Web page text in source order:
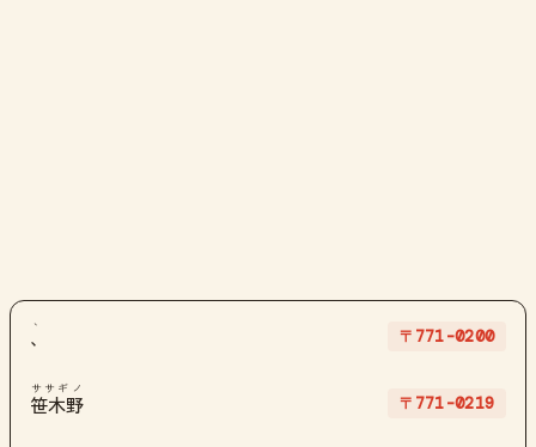
、
、
〒771-0200
笹木野
ササギノ
〒771-0219